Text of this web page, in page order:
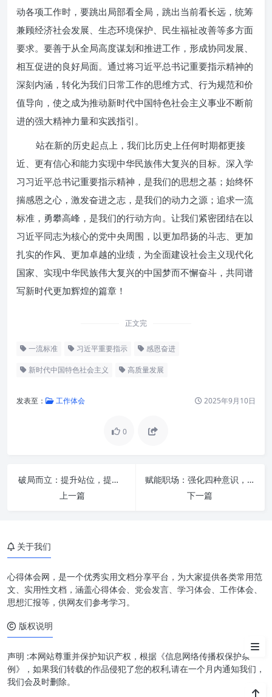
动各项工作时，要跳出局部看全局，跳出当前看长远，统筹
兼顾经济社会发展、生态环境保护、民生福祉改善等多方面
要求。要善于从全局高度谋划和推进工作，形成协同发展、
相互促进的良好局面。通过将习近平总书记重要指示精神的
深刻内涵，转化为我们日常工作的思维方式、行为规范和价
值导向，使之成为推动新时代中国特色社会主义事业不断前
进的强大精神力量和实践指引。
站在新的历史起点上，我们比历史上任何时期都更接
近、更有信心和能力实现中华民族伟大复兴的目标。深入学
习习近平总书记重要指示精神，是我们的思想之基；始终怀
揣感恩之心，激发奋进之志，是我们的动力之源；追求一流
标准，勇攀高峰，是我们的行动方向。让我们紧密团结在以
习近平同志为核心的党中央周围，以更加昂扬的斗志、更加
扎实的作风、更加卓越的业绩，为全面建设社会主义现代化
国家、实现中华民族伟大复兴的中国梦而不懈奋斗，共同谱
写新时代更加辉煌的篇章！
正文完
一流标准 习近平重要指示 感恩奋进
新时代中国特色社会主义 高质量发展
发表至： 工作体会 2025年9月10日
0
破局而立：提升站位，提高水平，推进办公室工作再上新台阶的深度思考与实践
上一篇
赋能职场：强化四种意识，打造高效卓越的办公室工作表现
下一篇
以一流标准自我要求，争创卓越
业绩
关于我们
心得体会网，是一个优秀实用文档分享平台，为大家提供各类常用范
文、实用性文档，涵盖心得体会、党会发言、学习体会、工作体会、
思想汇报等，供网友们参考学习。
版权说明
声明 :本网站尊重并保护知识产权，根据《信息网络传播权保护条
例》，如果我们转载的作品侵犯了您的权利,请在一个月内通知我们，
我们会及时删除。